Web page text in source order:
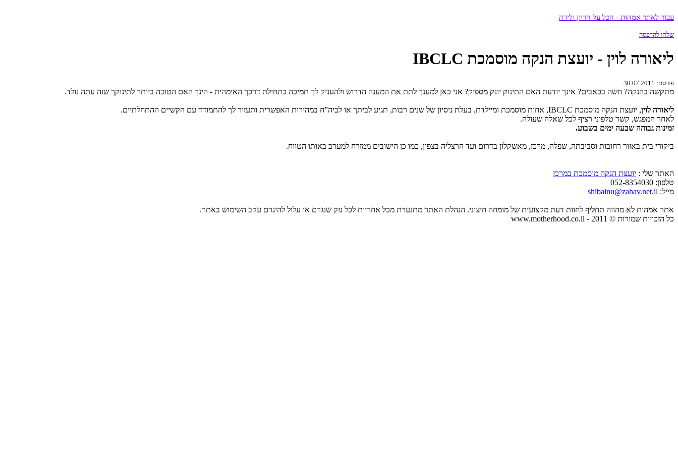
עבור לאתר אמהוּת - הכל על הריון ולידה
שלחו להדפסה
ליאורה לוין - יועצת הנקה מוסמכת IBCLC
פורסם: 30.07.2011
מתקשה בהנקה? חשה בכאבים? אינך יודעת האם התינוק יונק מספיק? אני כאן למענך לתת את המענה הדרוש ולהעניק לך תמיכה בתחילת דרכך האימהית - הינך האם הטובה ביותר לתינוקך שזה עתה נולד.
ליאורה לוין, יועצת הנקה מוסמכת IBCLC, אחות מוסמכת ומיילדת, בעלת ניסיון של שנים רבות, תגיע לביתך או לביה”ח במהירות האפשרית ותעזור לך להתמודד עם הקשיים ההתחלתיים.
לאחר המפגש, קשר טלפוני רציף לכל שאלה שעולה.
זמינות גבוהה שבעה ימים בשבוע.
ביקורי בית באזור רחובות וסביבתה, שפלה, מרכז, מאשקלון בדרום ועד הרצליה בצפון, כמו כן הישובים ממזרח למערב באותו הטווח.
האתר שלי : יועצת הנקה מוסמכת במרכז
טלפון: 052-8354030
מייל: shibainu@zahav.net.il
אתר אמהוּת לא מהווה תחליף לחוות דעת מקצועית של מומחה חיצוני. הנהלת האתר מתנערת מכל אחריות לכל נזק שנגרם או עלול להיגרם עקב השימוש באתר.
כל הזכויות שמורות © 2011 - www.motherhood.co.il